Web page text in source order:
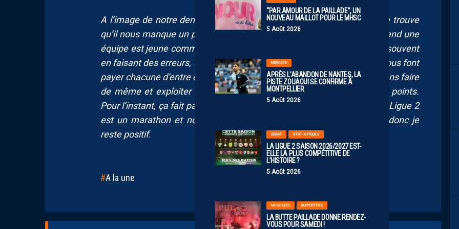
“PAR AMOUR DE LA PAILLADE”, UN
NOUVEAU MAILLOT POUR LE MHSC
5 Août 2026
MERCATO
APRÈS L’ABANDON DE NANTES, LA
PISTE ZOUAOUI SE CONFIRME À
MONTPELLIER
5 Août 2026
DÉBAT STATISTIQUES
LA LIGUE 2 SAISON 2026/2027 EST-
ELLE LA PLUS COMPÉTITIVE DE
L’HISTOIRE ?
5 Août 2026
MHSC-DFCO SUPPORTERS
LA BUTTE PAILLADE DONNE RENDEZ-
VOUS POUR SAMEDI !
A l’image de notre dernier match contre Saint Étienne par exemple, je trouve
qu’il nous manque un peu d’expérience et de vice. D’un autre côté, quand une
équipe est jeune comme c’est notre cas, il faut en passer par là. C’est souvent
en faisant des erreurs, qu’on apprend. Pour l’instant, nos adversaires nous font
payer chacune d’entre elles et j’espère que bientôt, c’est nous qui saurons faire
de même et exploiter la moindre erreur adverse pour engranger des points.
Pour l’instant, ça fait partie des choses qui nous manquent. Cela dit, la Ligue 2
est un marathon et nous ne sommes qu’au début du championnat donc je
reste positif.
A la une